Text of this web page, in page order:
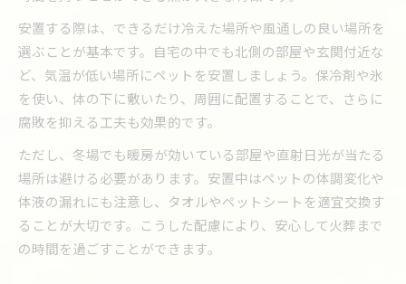
冷却時間の目安とペット火葬を迎える準備法
秋冬のペット火葬で求められる安置方法とは
家族と過ごす時間を意識した安置ポイント
ペット火葬前に大切な冷却のコツとは
ペット火葬前は腸を冷やす冷却方法が基本
保冷剤で実践するペット火葬前の冷却手順
冷却期間の目安と安心なペット火葬への流れ
正しい冷却でペット火葬までの時間を確保
穏やかな別れのための安置準備の手順
安置する際は、できるだけ冷えた場所や風通しの良い場所を
選ぶことが基本です。自宅の中でも北側の部屋や玄関付近な
ど、気温が低い場所にペットを安置しましょう。保冷剤や氷
を使い、体の下に敷いたり、周囲に配置することで、さらに
腐敗を抑える工夫も効果的です。
ただし、冬場でも暖房が効いている部屋や直射日光が当たる
場所は避ける必要があります。安置中はペットの体調変化や
体液の漏れにも注意し、タオルやペットシートを適宜交換す
ることが大切です。こうした配慮により、安心して火葬まで
の時間を過ごすことができます。